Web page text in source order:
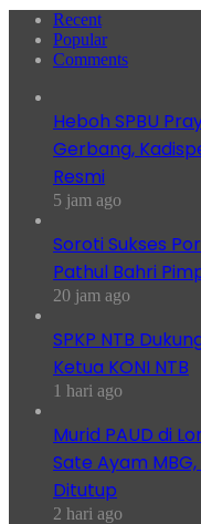
Recent
Popular
Comments
Heboh SPBU
Gerbang,
Resmi
5 jam ago
Soroti Sukses
Pathul Bahri
20 jam ago
SPKP NTB
Ketua KONI NTB
1 hari ago
Murid PAUD di
Sate Ayam
Ditutup
2 hari ago